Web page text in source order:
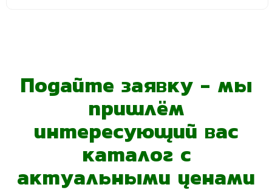
Подайте заявку - мы
пришлём
интересующий вас
каталог с
актуальными ценами